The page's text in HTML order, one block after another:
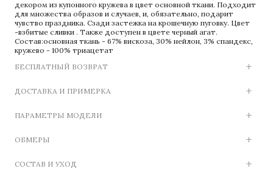
декором из купонного кружева в цвет основной ткани. Подходит
для множества образов и случаев, и, обязательно, подарит
чувство праздника. Сзади застежка на крошечную пуговку. Цвет
-взбитые сливки . Также доступен в цвете черный агат.
Состав:основная ткань - 67% вискоза, 30% нейлон, 3% спандекс,
кружево - 100% триацетат
БЕСПЛАТНЫЙ ВОЗВРАТ
ДОСТАВКА И ПРИМЕРКА
ПАРАМЕТРЫ МОДЕЛИ
ОБМЕРЫ
СОСТАВ И УХОД